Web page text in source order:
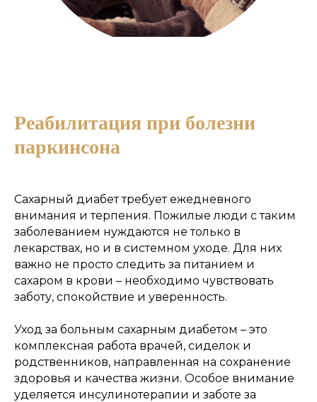
Рассчитать стоимость
Реабилитация при болезни
паркинсона
Сахарный диабет требует ежедневного
внимания и терпения. Пожилые люди с таким
заболеванием нуждаются не только в
лекарствах, но и в системном уходе. Для них
важно не просто следить за питанием и
сахаром в крови – необходимо чувствовать
заботу, спокойствие и уверенность.
Уход за больным сахарным диабетом – это
комплексная работа врачей, сиделок и
родственников, направленная на сохранение
здоровья и качества жизни. Особое внимание
уделяется инсулинотерапии и заботе за